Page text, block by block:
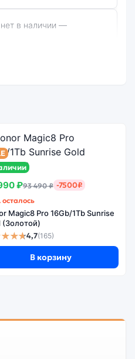
₽93 490 ₽ -7500₽
осталось
Magic8 Pro 16Gb/1Tb Sunrise
(Золотой)
4,7(165)
В корзину